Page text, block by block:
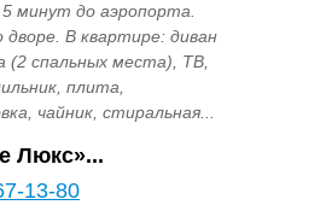
минут до аэропорта.
дворе. В квартире: диван
(2 спальных места), ТВ,
плита,
чайник, стиральная...
Люкс»...
13-80